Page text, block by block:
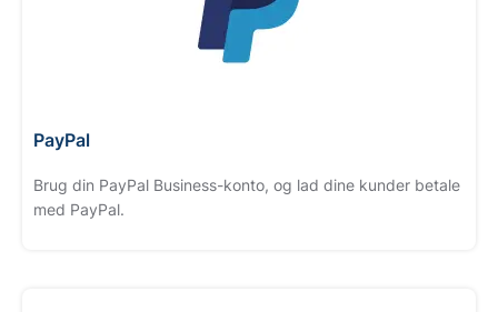
PayPal
Brug din PayPal Business-konto, og lad dine kunder betale
med PayPal.